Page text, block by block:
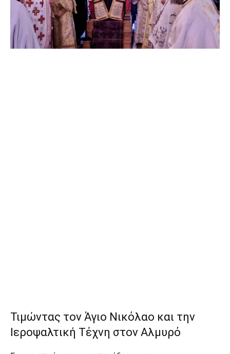
Τιμώντας τον Άγιο Νικόλαο και την
Ιεροψαλτική Τέχνη στον Αλμυρό